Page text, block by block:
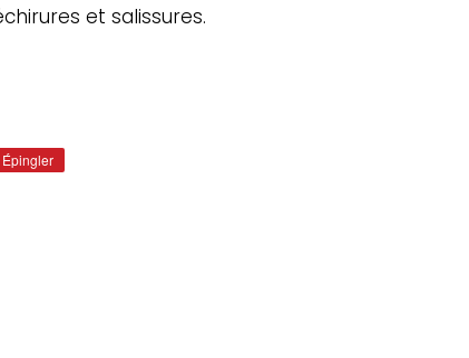
et salissures.
Épingler